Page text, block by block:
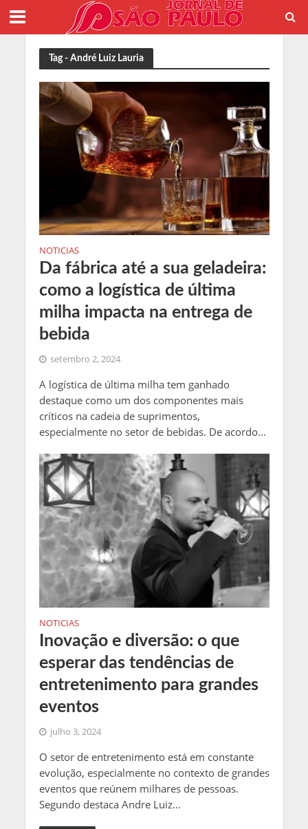
Tag - André Luiz Lauria
NOTICIAS
Da fábrica até a sua geladeira:
como a logística de última
milha impacta na entrega de
bebida
setembro 2, 2024
A logística de última milha tem ganhado
destaque como um dos componentes mais
críticos na cadeia de suprimentos,
especialmente no setor de bebidas. De acordo...
NOTICIAS
Inovação e diversão: o que
esperar das tendências de
entretenimento para grandes
eventos
julho 3, 2024
O setor de entretenimento está em constante
evolução, especialmente no contexto de grandes
eventos que reúnem milhares de pessoas.
Segundo destaca Andre Luiz...